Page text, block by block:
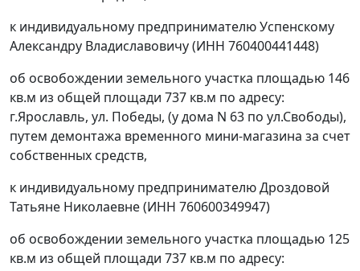
к индивидуальному предпринимателю Успенскому
Александру Владиславовичу (ИНН 760400441448)
об освобождении земельного участка площадью 146
кв.м из общей площади 737 кв.м по адресу:
г.Ярославль, ул. Победы, (у дома N 63 по ул.Свободы),
путем демонтажа временного мини-магазина за счет
собственных средств,
к индивидуальному предпринимателю Дроздовой
Татьяне Николаевне (ИНН 760600349947)
об освобождении земельного участка площадью 125
кв.м из общей площади 737 кв.м по адресу: